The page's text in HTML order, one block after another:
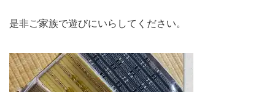
是非ご家族で遊びにいらしてください。